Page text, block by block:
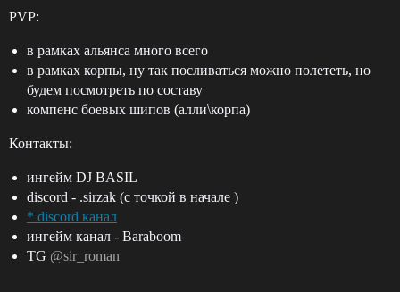
PVP:
в рамках альянса много всего
в рамках корпы, ну так посливаться можно полететь, но
будем посмотреть по составу
компенс боевых шипов (алли\корпа)
Контакты:
ингейм DJ BASIL
discord - .sirzak (с точкой в начале )
* discord канал
ингейм канал - Baraboom
TG @sir_roman